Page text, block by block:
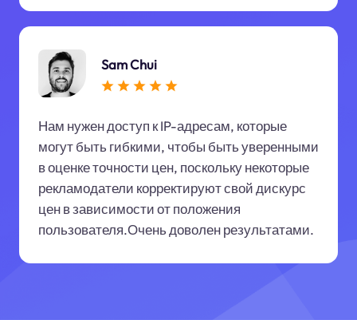
Sam Chui
Нам нужен доступ к IP-адресам, которые
могут быть гибкими, чтобы быть уверенными
в оценке точности цен, поскольку некоторые
рекламодатели корректируют свой дискурс
цен в зависимости от положения
пользователя.Очень доволен результатами.